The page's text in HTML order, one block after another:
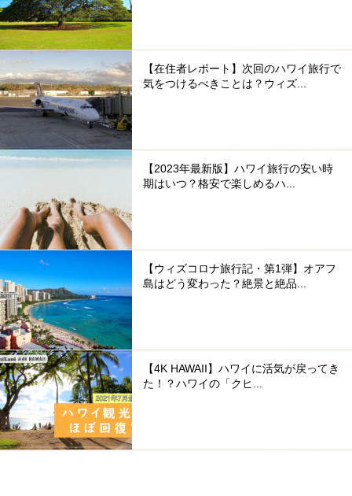
【在住者レポート】次回のハワイ旅行で
気をつけるべきことは？ウィズ...
【2023年最新版】ハワイ旅行の安い時
期はいつ？格安で楽しめるハ...
【ウィズコロナ旅行記・第1弾】オアフ
島はどう変わった？絶景と絶品...
【4K HAWAII】ハワイに活気が戻ってき
た！？ハワイの「クヒ...